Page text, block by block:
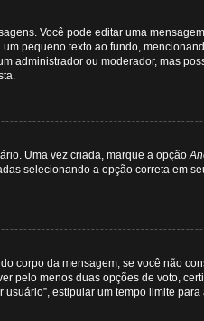
Você pode editar uma
pequeno texto ao fundo,
administrador ou moderador, mas
Uma vez criada, marque a opção
selecionando a opção correta em
corpo da mensagem; se você não
pelo menos duas opções de voto,
estipular um tempo limite